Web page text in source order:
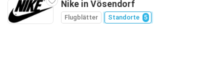
Nike in Vösendorf
Flugblätter Standorte 5